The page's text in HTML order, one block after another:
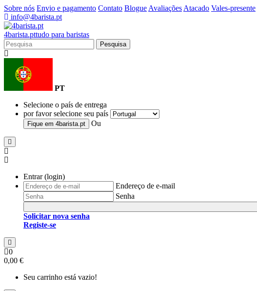
Sobre nós Envio e pagamento Contato Blogue Avaliações Atacado Vales-presente
info@4barista.pt
4barista.pttudo para baristas
Pesquisa
PT
Selecione o país de entrega
por favor selecione seu país
Fique em 4barista.pt Ou
Entrar (login)
Endereço de e-mail
Senha
Solicitar nova senha
Registe-se
0
0,00 €
Seu carrinho está vazio!